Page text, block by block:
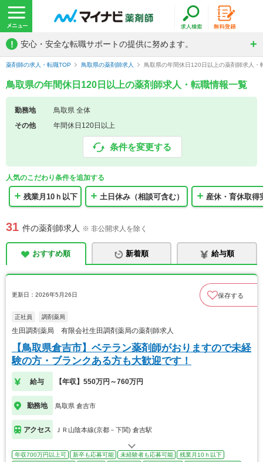
! 安心・安全な転職サポートの提供に努めます。
薬剤師の求人・転職TOP 鳥取県の薬剤師求人 鳥取県の年間休日120日以上の薬剤師求人・
鳥取県の年間休日120日以上の薬剤師求人・転職情報一覧
勤務地
鳥取県 全体
その他
年間休日120日以上
条件を変更する
人気のこだわり条件を追加する
残業月10ｈ以下 土日休み（相談可含む） 産休・育休取得
31 件の薬剤師求人 ※ 非公開求人を除く
おすすめ順 新着順 給与順
更新日：2026年5月26日 保存する
正社員 調剤薬局
生田調剤薬局 有限会社生田調剤薬局の薬剤師求人
【鳥取県倉吉市】ベテラン薬剤師がおりますので未経
験の方・ブランクある方も大歓迎です！
給与 【年収】550万円～760万円
勤務地 鳥取県 倉吉市
アクセス ＪＲ山陰本線(京都－下関) 倉吉駅
年収700万円以上可 新卒も応募可能 未経験者も応募可能
残業月10ｈ以下